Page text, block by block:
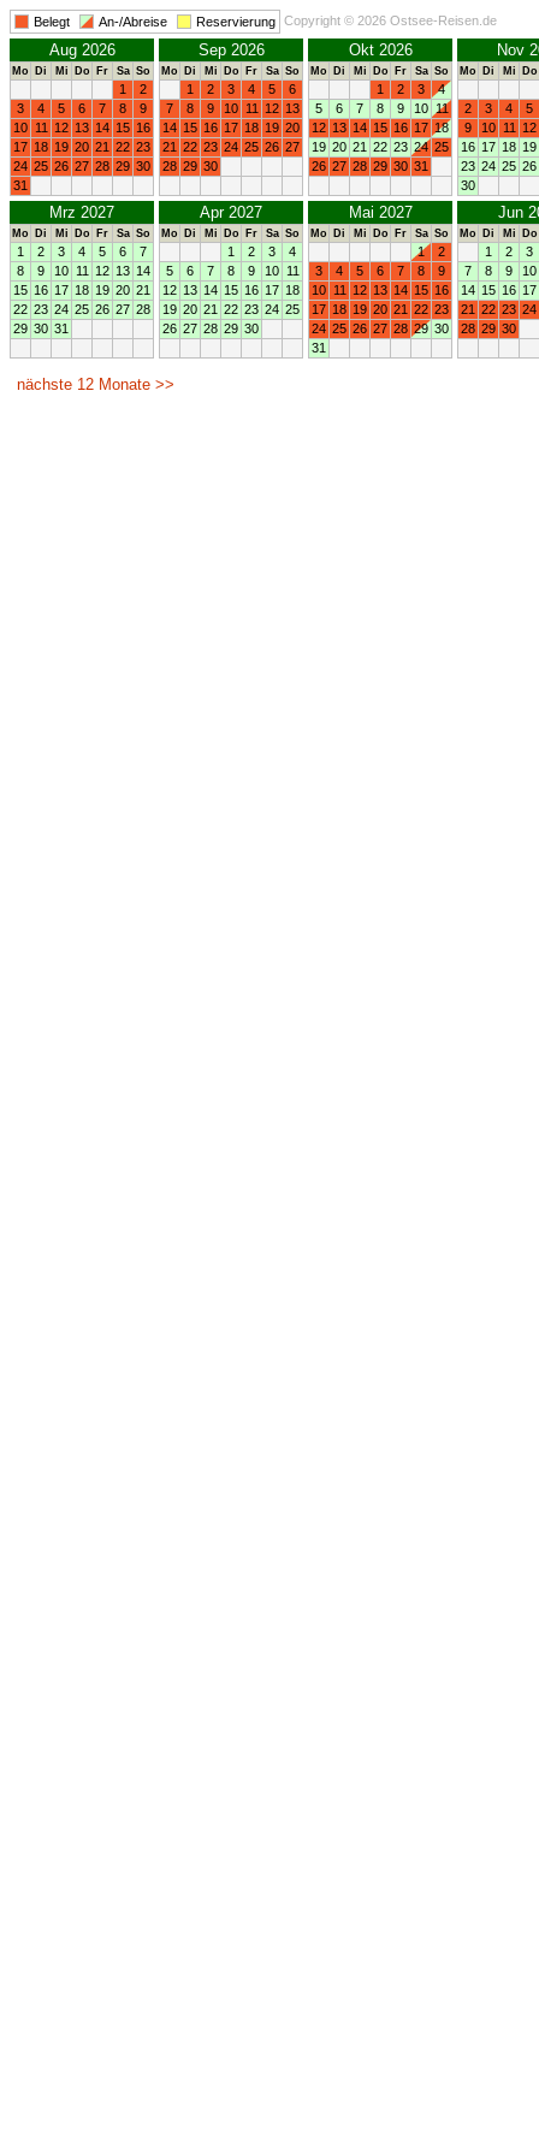
Belegt An-/Abreise Reservierung Copyright © 2026 Ostsee-Reisen.de
Aug 2026
Mo Di Mi Do Fr Sa So
1
2
3
4 5 6 7 8
9
10 11 12 13 14 15 16
17 18 19 20 21 22 23
24 25 26 27 28 29 30
31
Sep 2026
Mo Di Mi Do Fr Sa So
1 2 3 4 5
6
7
8 9 10 11 12 13
14 15 16 17 18 19 20
21 22 23 24 25 26 27
28 29 30
Okt 2026
Mo Di Mi Do Fr Sa So
1 2 3
4
5
6 7 8 9 10 11
12 13 14 15 16 17 18
19 20 21 22 23 24 25
26 27 28 29 30 31
Nov
Mo Di Mi Do
2 3 4
5
9
10 11
12
16 17 18 19
23 24 25 26
30
Mrz 2027
Mo Di Mi Do Fr Sa So
1 2 3 4 5 6
7
8
9 10 11 12 13 14
15 16 17 18 19 20 21
22 23 24 25 26 27 28
29 30 31
Apr 2027
Mo Di Mi Do Fr Sa So
1 2 3
4
5
6 7 8 9 10 11
12 13 14 15 16 17 18
19 20 21 22 23 24 25
26 27 28 29 30
Mai 2027
Mo Di Mi Do Fr Sa So
1
2
3
4 5 6 7 8
9
10 11 12 13 14 15 16
17 18 19 20 21 22 23
24 25 26 27 28 29 30
31
Jun
Mo Di Mi Do
1 2
3
7
8 9
10
14 15 16 17
21 22 23 24
28 29 30
nächste 12 Monate >>